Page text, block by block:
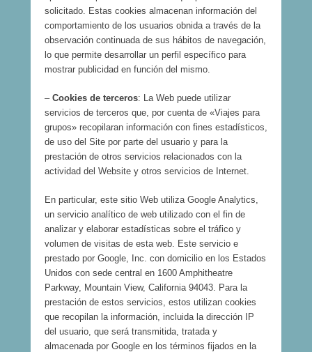
solicitado. Estas cookies almacenan información del
comportamiento de los usuarios obnida a través de la
observación continuada de sus hábitos de navegación,
lo que permite desarrollar un perfil específico para
mostrar publicidad en función del mismo.
– Cookies de terceros: La Web puede utilizar
servicios de terceros que, por cuenta de «Viajes para
grupos» recopilaran información con fines estadísticos,
de uso del Site por parte del usuario y para la
prestación de otros servicios relacionados con la
actividad del Website y otros servicios de Internet.
En particular, este sitio Web utiliza Google Analytics,
un servicio analítico de web utilizado con el fin de
analizar y elaborar estadísticas sobre el tráfico y
volumen de visitas de esta web. Este servicio e
prestado por Google, Inc. con domicilio en los Estados
Unidos con sede central en 1600 Amphitheatre
Parkway, Mountain View, California 94043. Para la
prestación de estos servicios, estos utilizan cookies
que recopilan la información, incluida la dirección IP
del usuario, que será transmitida, tratada y
almacenada por Google en los términos fijados en la